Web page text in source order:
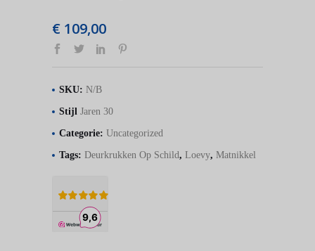
€ 109,00
SKU: N/B
Stijl Jaren 30
Categorie: Uncategorized
Tags: Deurkrukken Op Schild, Loevy, Matnikkel